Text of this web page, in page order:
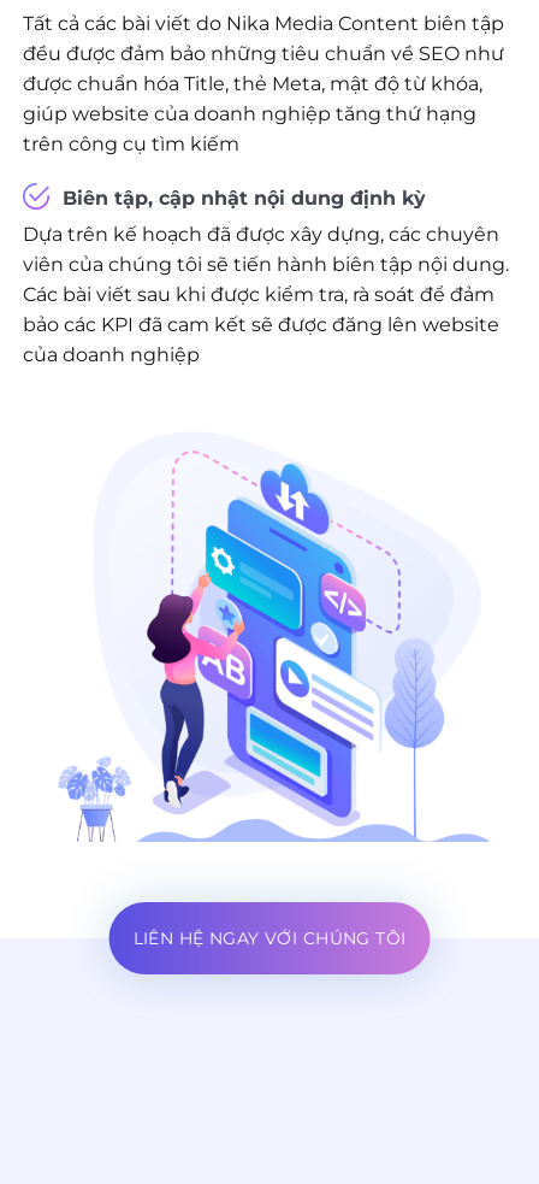
Tất cả các bài viết do Nika Media Content biên tập
đều được đảm bảo những tiêu chuẩn về SEO như
được chuẩn hóa Title, thẻ Meta, mật độ từ khóa,
giúp website của doanh nghiệp tăng thứ hạng
trên công cụ tìm kiếm
Biên tập, cập nhật nội dung định kỳ
Dựa trên kế hoạch đã được xây dựng, các chuyên
viên của chúng tôi sẽ tiến hành biên tập nội dung.
Các bài viết sau khi được kiểm tra, rà soát để đảm
bảo các KPI đã cam kết sẽ được đăng lên website
của doanh nghiệp
LIÊN HỆ NGAY VỚI CHÚNG TÔI